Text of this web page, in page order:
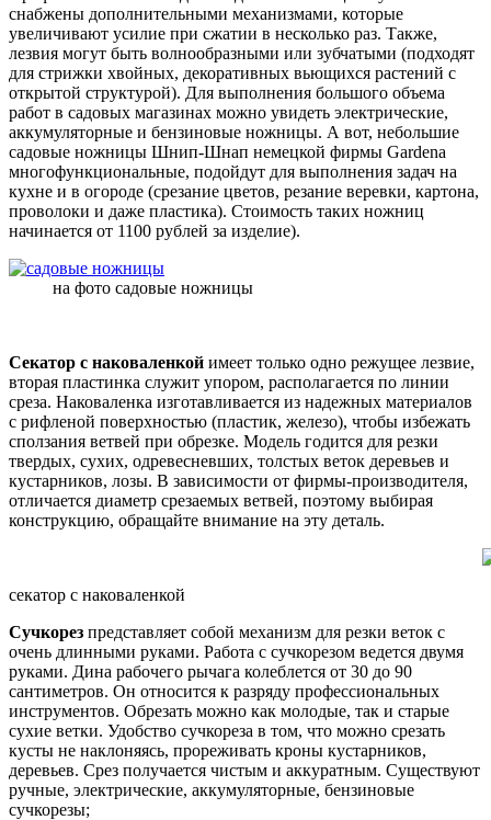
снабжены дополнительными механизмами, которые
увеличивают усилие при сжатии в несколько раз. Также,
лезвия могут быть волнообразными или зубчатыми (подходят
для стрижки хвойных, декоративных вьющихся растений с
открытой структурой). Для выполнения большого объема
работ в садовых магазинах можно увидеть электрические,
аккумуляторные и бензиновые ножницы. А вот, небольшие
садовые ножницы Шнип-Шнап немецкой фирмы Gardena
многофункциональные, подойдут для выполнения задач на
кухне и в огороде (срезание цветов, резание веревки, картона,
проволоки и даже пластика). Стоимость таких ножниц
начинается от 1100 рублей за изделие).
на фото садовые ножницы
Секатор с наковаленкой имеет только одно режущее лезвие,
вторая пластинка служит упором, располагается по линии
среза. Наковаленка изготавливается из надежных материалов
с рифленой поверхностью (пластик, железо), чтобы избежать
сползания ветвей при обрезке. Модель годится для резки
твердых, сухих, одревесневших, толстых веток деревьев и
кустарников, лозы. В зависимости от фирмы-производителя,
отличается диаметр срезаемых ветвей, поэтому выбирая
конструкцию, обращайте внимание на эту деталь.
секатор с наковаленкой
Сучкорез представляет собой механизм для резки веток с
очень длинными руками. Работа с сучкорезом ведется двумя
руками. Дина рабочего рычага колеблется от 30 до 90
сантиметров. Он относится к разряду профессиональных
инструментов. Обрезать можно как молодые, так и старые
сухие ветки. Удобство сучкореза в том, что можно срезать
кусты не наклоняясь, прореживать кроны кустарников,
деревьев. Срез получается чистым и аккуратным. Существуют
ручные, электрические, аккумуляторные, бензиновые
сучкорезы;